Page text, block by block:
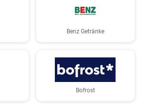
Benz Getränke
Bofrost